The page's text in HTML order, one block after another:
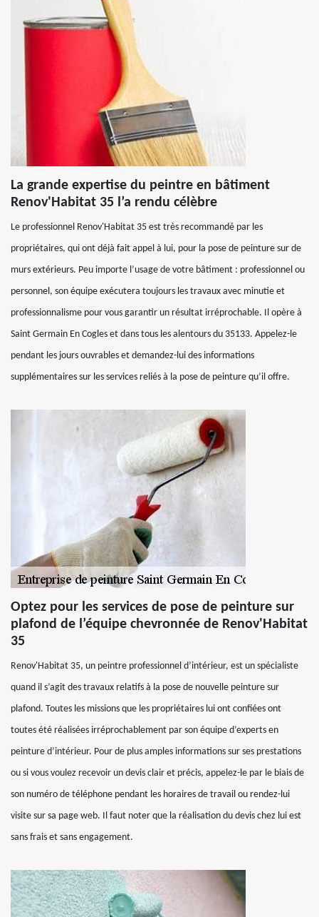
La grande expertise du peintre en bâtiment
Renov'Habitat 35 l’a rendu célèbre
Le professionnel Renov'Habitat 35 est très recommandé par les
propriétaires, qui ont déjà fait appel à lui, pour la pose de peinture sur de
murs extérieurs. Peu importe l’usage de votre bâtiment : professionnel ou
personnel, son équipe exécutera toujours les travaux avec minutie et
professionnalisme pour vous garantir un résultat irréprochable. Il opère à
Saint Germain En Cogles et dans tous les alentours du 35133. Appelez-le
pendant les jours ouvrables et demandez-lui des informations
supplémentaires sur les services reliés à la pose de peinture qu’il offre.
Optez pour les services de pose de peinture sur
plafond de l’équipe chevronnée de Renov'Habitat
35
Renov'Habitat 35, un peintre professionnel d’intérieur, est un spécialiste
quand il s’agit des travaux relatifs à la pose de nouvelle peinture sur
plafond. Toutes les missions que les propriétaires lui ont confiées ont
toutes été réalisées irréprochablement par son équipe d’experts en
peinture d’intérieur. Pour de plus amples informations sur ses prestations
ou si vous voulez recevoir un devis clair et précis, appelez-le par le biais de
son numéro de téléphone pendant les horaires de travail ou rendez-lui
visite sur sa page web. Il faut noter que la réalisation du devis chez lui est
sans frais et sans engagement.